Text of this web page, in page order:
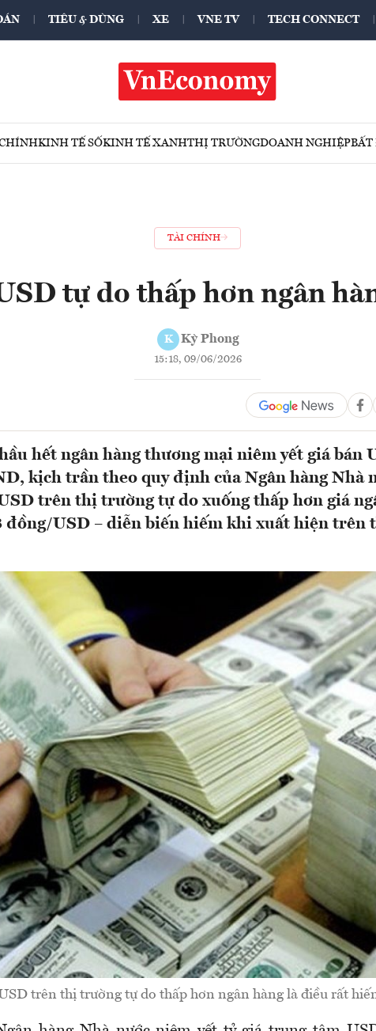
TIÊU & DÙNG XE VNE TV TECH CONNECT
KINH TẾ SỐKINH TẾ XANHTHỊ TRƯỜNGDOANH NGHIỆPBẤT
TÀI CHÍNH
tự do thấp hơn ngân
K Kỳ Phong
15:18, 09/06/2026
hết ngân hàng thương mại niêm yết giá bán
kịch trần theo quy định của Ngân hàng Nhà
trên thị trường tự do xuống thấp hơn giá
đồng/USD – diễn biến hiếm khi xuất hiện trên
trên thị trường tự do thấp hơn ngân hàng là điều rất